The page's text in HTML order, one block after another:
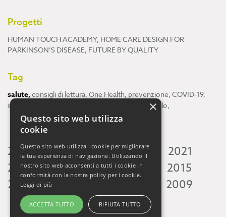
Progetti
HUMAN TOUCH ACADEMY, HOME CARE DESIGN FOR
PARKINSON’S DISEASE, FUTURE BY QUALITY
Tag
salute,consigli di lettura, One Health, prevenzione, COVID-19,
scienza
cervello,
2026 2025 2024 2023 2022
2021
2020 2019 2018 2017 2016
2015
2014 2013 2009
×
Questo sito web utilizza
cookie
Questo sito web utilizza i cookie per migliorare
la tua esperienza di navigazione. Utilizzando il
nostro sito web acconsenti a tutti i cookie in
conformità con la nostra policy per i cookie.
Leggi di più
ACCETTA TUTTO RIFIUTA TUTTO